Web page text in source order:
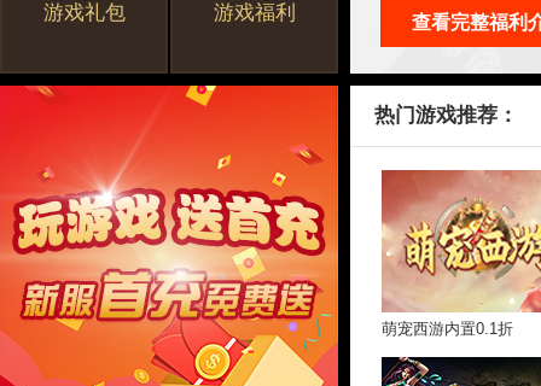
游戏礼包 游戏福利 查看完整福利
热门游戏推荐：
萌宠西游内置0.1折